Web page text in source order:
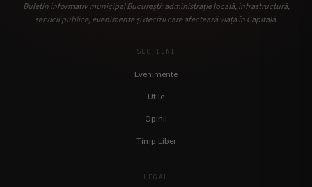
Buletin informativ municipal București: administrație locală, infrastructură,
servicii publice, evenimente și decizii care afectează viața în Capitală.
SECȚIUNI
Evenimente
Utile
Opinii
Timp Liber
LEGAL